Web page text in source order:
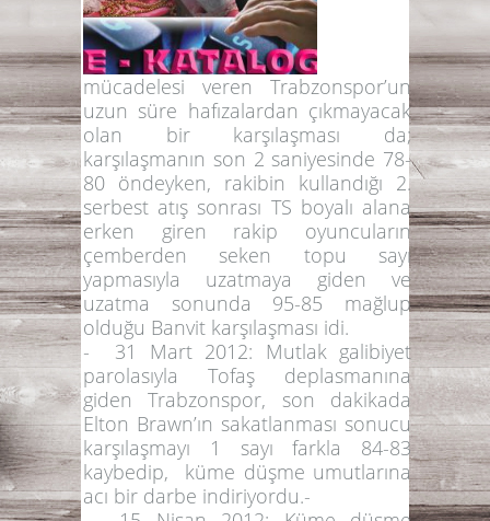
mücadelesi veren Trabzonspor’un
uzun süre hafızalardan çıkmayacak
olan bir karşılaşması da;
karşılaşmanın son 2 saniyesinde 78-
80 öndeyken, rakibin kullandığı 2.
serbest atış sonrası TS boyalı alana
erken giren rakip oyuncuların
çemberden seken topu sayı
yapmasıyla uzatmaya giden ve
uzatma sonunda 95-85 mağlup
olduğu Banvit karşılaşması idi.
- 31 Mart 2012: Mutlak galibiyet
parolasıyla Tofaş deplasmanına
giden Trabzonspor, son dakikada
Elton Brawn’ın sakatlanması sonucu
karşılaşmayı 1 sayı farkla 84-83
kaybedip, küme düşme umutlarına
acı bir darbe indiriyordu.-